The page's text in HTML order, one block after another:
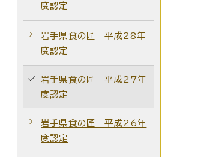
度認定
岩手県食の匠 平成28年
度認定
岩手県食の匠 平成27年
度認定
岩手県食の匠 平成26年
度認定